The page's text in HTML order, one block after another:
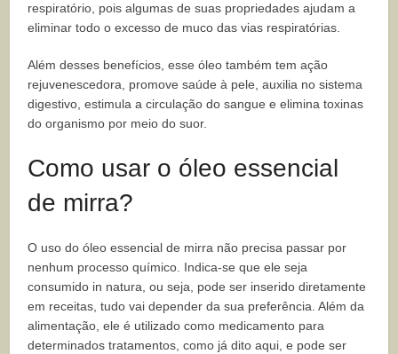
respiratório, pois algumas de suas propriedades ajudam a
eliminar todo o excesso de muco das vias respiratórias.
Além desses benefícios, esse óleo também tem ação
rejuvenescedora, promove saúde à pele, auxilia no sistema
digestivo, estimula a circulação do sangue e elimina toxinas
do organismo por meio do suor.
Como usar o óleo essencial
de mirra?
O uso do óleo essencial de mirra não precisa passar por
nenhum processo químico. Indica-se que ele seja
consumido in natura, ou seja, pode ser inserido diretamente
em receitas, tudo vai depender da sua preferência. Além da
alimentação, ele é utilizado como medicamento para
determinados tratamentos, como já dito aqui, e pode ser